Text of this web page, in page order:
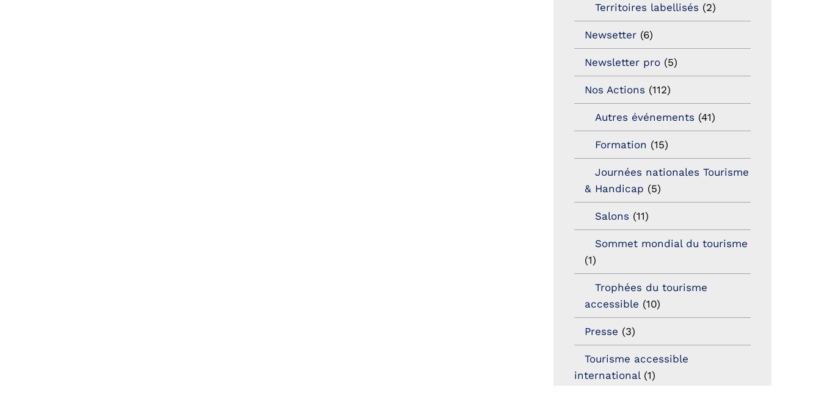
Territoires labellisés (2)
Newsetter (6)
Newsletter pro (5)
Nos Actions (112)
Autres événements (41)
Formation (15)
Journées nationales Tourisme
& Handicap (5)
Salons (11)
Sommet mondial du tourisme
(1)
Trophées du tourisme
accessible (10)
Presse (3)
Tourisme accessible
international(1)